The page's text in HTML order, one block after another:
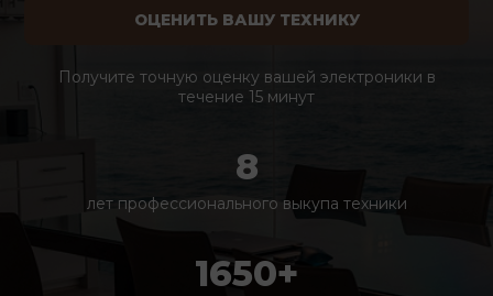
ОЦЕНИТЬ ВАШУ ТЕХНИКУ
Получите точную оценку вашей электроники в
течение 15 минут
8
лет профессионального выкупа техники
1650+